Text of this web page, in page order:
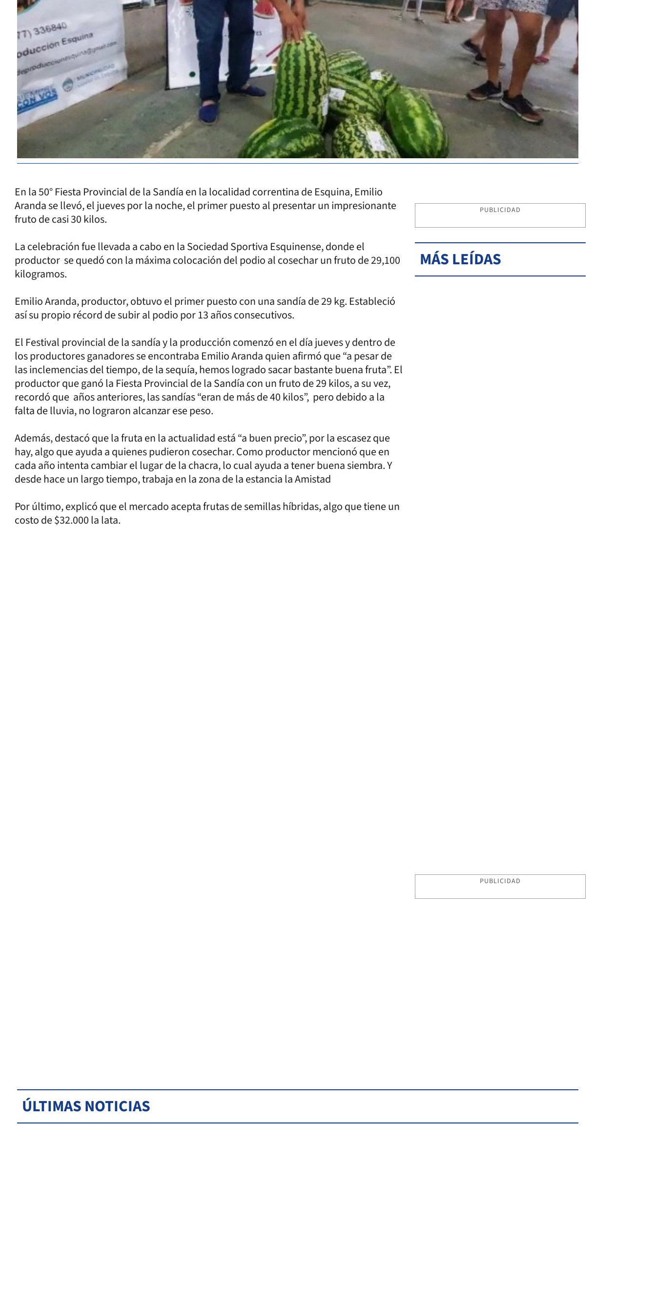
En la 50° Fiesta Provincial de la Sandía en la localidad correntina de Esquina, Emilio
Aranda se llevó, el jueves por la noche, el primer puesto al presentar un impresionante
fruto de casi 30 kilos.
La celebración fue llevada a cabo en la Sociedad Sportiva Esquinense, donde el
productor se quedó con la máxima colocación del podio al cosechar un fruto de 29,100
kilogramos.
Emilio Aranda, productor, obtuvo el primer puesto con una sandía de 29 kg. Estableció
así su propio récord de subir al podio por 13 años consecutivos.
El Festival provincial de la sandía y la producción comenzó en el día jueves y dentro de
los productores ganadores se encontraba Emilio Aranda quien afirmó que “a pesar de
las inclemencias del tiempo, de la sequía, hemos logrado sacar bastante buena fruta”. El
productor que ganó la Fiesta Provincial de la Sandía con un fruto de 29 kilos, a su vez,
recordó que años anteriores, las sandías “eran de más de 40 kilos”, pero debido a la
falta de lluvia, no lograron alcanzar ese peso.
Además, destacó que la fruta en la actualidad está “a buen precio”, por la escasez que
hay, algo que ayuda a quienes pudieron cosechar. Como productor mencionó que en
cada año intenta cambiar el lugar de la chacra, lo cual ayuda a tener buena siembra. Y
desde hace un largo tiempo, trabaja en la zona de la estancia la Amistad
Por último, explicó que el mercado acepta frutas de semillas híbridas, algo que tiene un
costo de $32.000 la lata.
PUBLICIDAD
MÁS LEÍDAS
PUBLICIDAD
ÚLTIMAS NOTICIAS